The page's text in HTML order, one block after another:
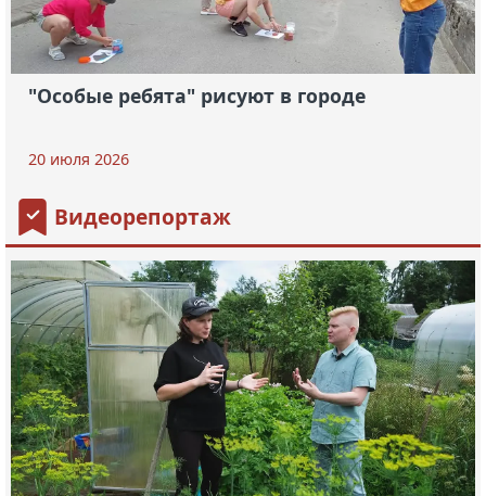
"Особые ребята" рисуют в городе
20 июля 2026
Видеорепортаж